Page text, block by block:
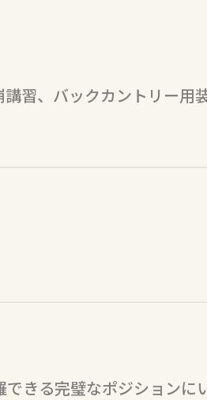
習、バックカントリー用
きる完璧なポジションにい